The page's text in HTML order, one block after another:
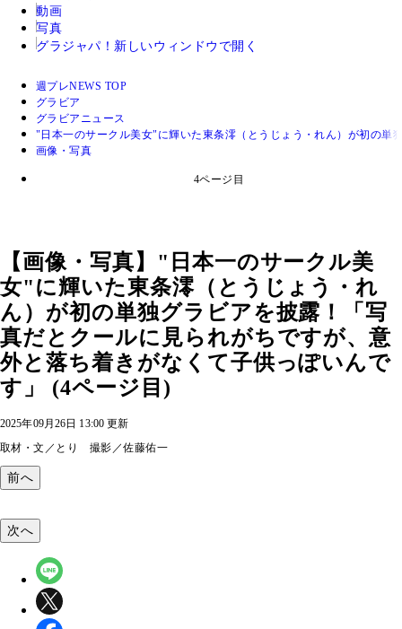
動画
写真
グラジャパ！ 新しいウィンドウで開く
週プレNEWS TOP
グラビア
グラビアニュース
"日本一のサークル美女"に輝いた東条澪（とうじょう・れん）が初の
画像・写真
4ページ目
【画像・写真】"日本一のサークル美
女"に輝いた東条澪（とうじょう・れ
ん）が初の単独グラビアを披露！「写
真だとクールに見られがちですが、意
外と落ち着きがなくて子供っぽいんで
す」 (4ページ目)
2025年09月26日 13:00 更新
取材・文／とり 撮影／佐藤佑一
前へ
次へ